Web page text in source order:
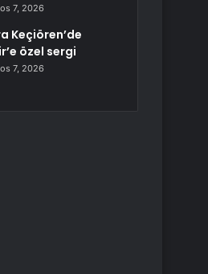
7, 2026
Keçiören’de
özel sergi
7, 2026